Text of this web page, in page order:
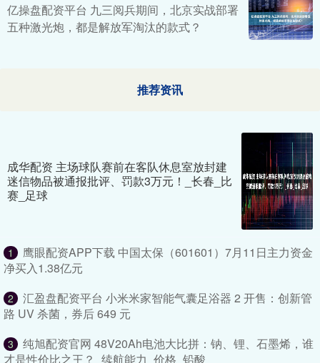
亿操盘配资平台 九三阅兵期间，北京实战部署
五种激光炮，都是解放军淘汰的款式？
推荐资讯
成华配资 主场球队赛前在客队休息室放封建
迷信物品被通报批评、罚款3万元！_长春_比
赛_足球
1
鹰眼配资APP下载 中国太保（601601）7月11日主力资金
净买入1.38亿元
2
汇盈盘配资平台 小米米家智能气囊足浴器 2 开售：创新管
路 UV 杀菌，券后 649 元
3
纯旭配资官网 48V20Ah电池大比拼：钠、锂、石墨烯，谁
才是性价比之王？_续航能力_价格_铅酸